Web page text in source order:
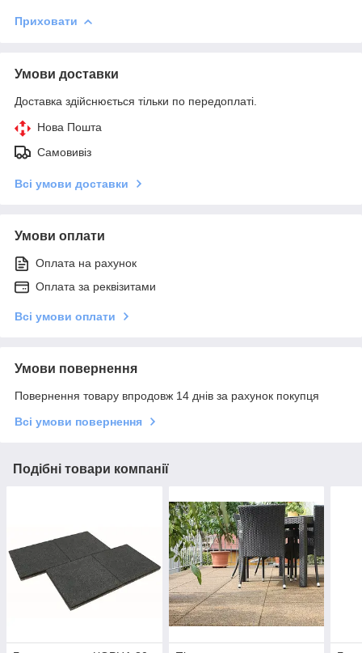
Приховати
Умови доставки
Доставка здійснюється тільки по передоплаті.
Нова Пошта
Самовивіз
Всі умови доставки
Умови оплати
Оплата на рахунок
Оплата за реквізитами
Всі умови оплати
Умови повернення
Повернення товару впродовж 14 днів за рахунок покупця
Всі умови повернення
Подібні товари компанії